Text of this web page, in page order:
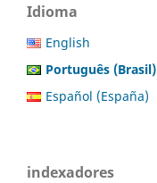
Idioma
English
Português (Brasil)
Español (España)
indexadores